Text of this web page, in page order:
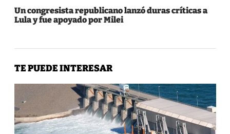
Un congresista republicano lanzó duras críticas a
Lula y fue apoyado por Milei
TE PUEDE INTERESAR